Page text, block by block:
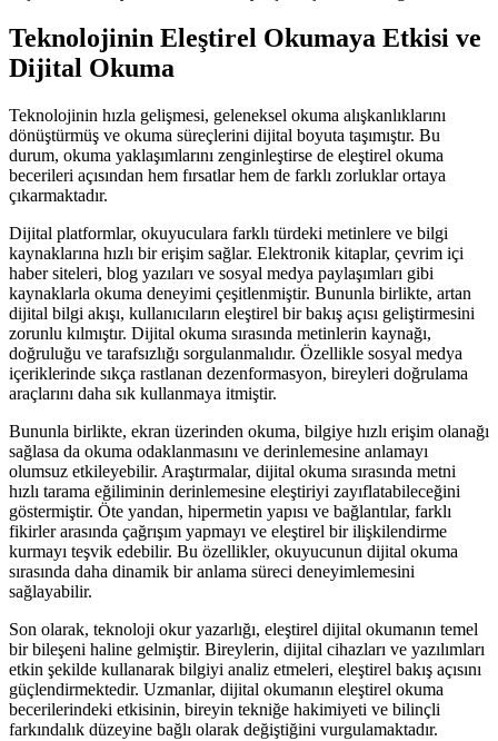
Teknolojinin Eleştirel Okumaya Etkisi ve
Dijital Okuma
Teknolojinin hızla gelişmesi, geleneksel okuma alışkanlıklarını
dönüştürmüş ve okuma süreçlerini dijital boyuta taşımıştır. Bu
durum, okuma yaklaşımlarını zenginleştirse de eleştirel okuma
becerileri açısından hem fırsatlar hem de farklı zorluklar ortaya
çıkarmaktadır.
Dijital platformlar, okuyuculara farklı türdeki metinlere ve bilgi
kaynaklarına hızlı bir erişim sağlar. Elektronik kitaplar, çevrim içi
haber siteleri, blog yazıları ve sosyal medya paylaşımları gibi
kaynaklarla okuma deneyimi çeşitlenmiştir. Bununla birlikte, artan
dijital bilgi akışı, kullanıcıların eleştirel bir bakış açısı geliştirmesini
zorunlu kılmıştır. Dijital okuma sırasında metinlerin kaynağı,
doğruluğu ve tarafsızlığı sorgulanmalıdır. Özellikle sosyal medya
içeriklerinde sıkça rastlanan dezenformasyon, bireyleri doğrulama
araçlarını daha sık kullanmaya itmiştir.
Bununla birlikte, ekran üzerinden okuma, bilgiye hızlı erişim olanağı
sağlasa da okuma odaklanmasını ve derinlemesine anlamayı
olumsuz etkileyebilir. Araştırmalar, dijital okuma sırasında metni
hızlı tarama eğiliminin derinlemesine eleştiriyi zayıflatabileceğini
göstermiştir. Öte yandan, hipermetin yapısı ve bağlantılar, farklı
fikirler arasında çağrışım yapmayı ve eleştirel bir ilişkilendirme
kurmayı teşvik edebilir. Bu özellikler, okuyucunun dijital okuma
sırasında daha dinamik bir anlama süreci deneyimlemesini
sağlayabilir.
Son olarak, teknoloji okur yazarlığı, eleştirel dijital okumanın temel
bir bileşeni haline gelmiştir. Bireylerin, dijital cihazları ve yazılımları
etkin şekilde kullanarak bilgiyi analiz etmeleri, eleştirel bakış açısını
güçlendirmektedir. Uzmanlar, dijital okumanın eleştirel okuma
becerilerindeki etkisinin, bireyin tekniğe hakimiyeti ve bilinçli
farkındalık düzeyine bağlı olarak değiştiğini vurgulamaktadır.